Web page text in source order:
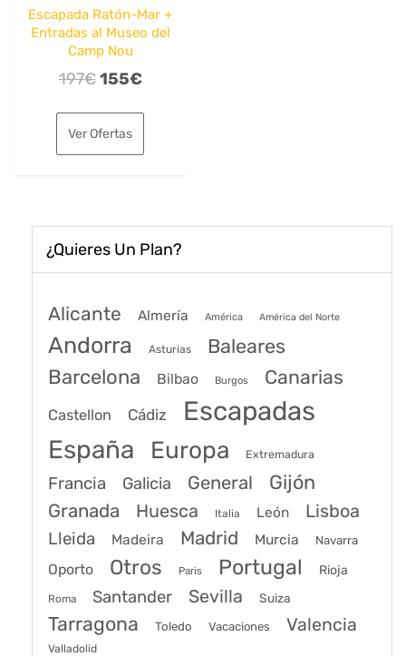
Escapada Ratón-Mar +
Entradas al Museo del
Camp Nou
197€ El
original
era:
155€El
es:
Ver Ofertas
¿Quieres Un Plan?
Alicante Almería América América del Norte
Andorra Asturias Baleares
Barcelona Bilbao Burgos Canarias
Castellon Cádiz Escapadas
España Europa Extremadura
Francia Galicia General Gijón
Granada Huesca Italia León Lisboa
Lleida Madeira Madrid Murcia Navarra
Oporto Otros Paris Portugal Rioja
Roma Santander Sevilla Suiza
Tarragona Toledo Vacaciones Valencia
Valladolid